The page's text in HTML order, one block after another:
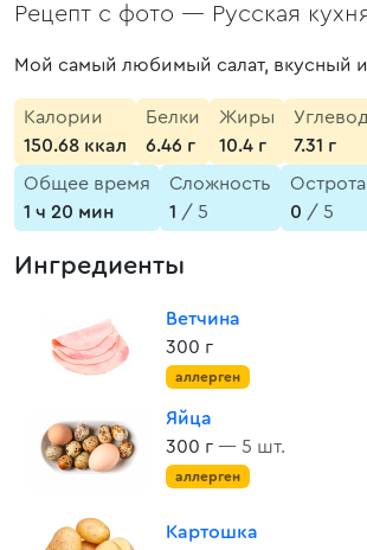
Рецепт с фото — Русская
Мой самый любимый салат, вкусный
Калории
150.68 ккал
Белки
6.46 г
Жиры
10.4 г
7.31 г
Общее время
1 ч 20 мин
Сложность
1 / 5
Острота
0 / 5
Ингредиенты
Ветчина
300 г
аллерген
Яйца
300 г — 5 шт.
аллерген
Картошка